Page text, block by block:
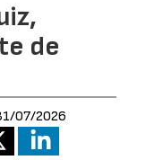
de
07/2026